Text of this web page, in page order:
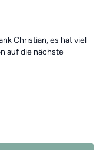
Christian, es hat viel
auf die nächste